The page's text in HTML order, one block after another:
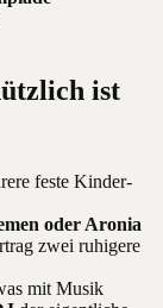
ist
feste Kinder-
oder Aronia
zwei ruhigere
mit Musik